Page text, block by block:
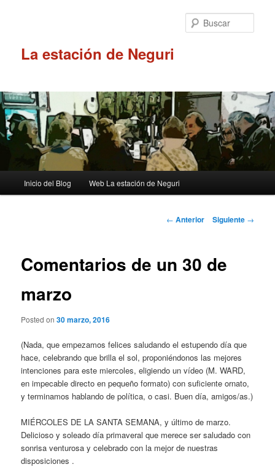
La estación de Neguri
principal
Inicio del Blog Web La estación de Neguri
Navegación
← Anterior Siguiente →
Comentarios de un 30 de
marzo
Posted on30 marzo, 2016
(Nada, que empezamos felices saludando el estupendo día que
hace, celebrando que brilla el sol, proponiéndonos las mejores
intenciones para este miercoles, eligiendo un vídeo (M. WARD,
en impecable directo en pequeño formato) con suficiente ornato,
y terminamos hablando de política, o casi. Buen día, amigos/as.)
MIÉRCOLES DE LA SANTA SEMANA, y último de marzo.
Delicioso y soleado día primaveral que merece ser saludado con
sonrisa venturosa y celebrado con la mejor de nuestras
disposiciones .